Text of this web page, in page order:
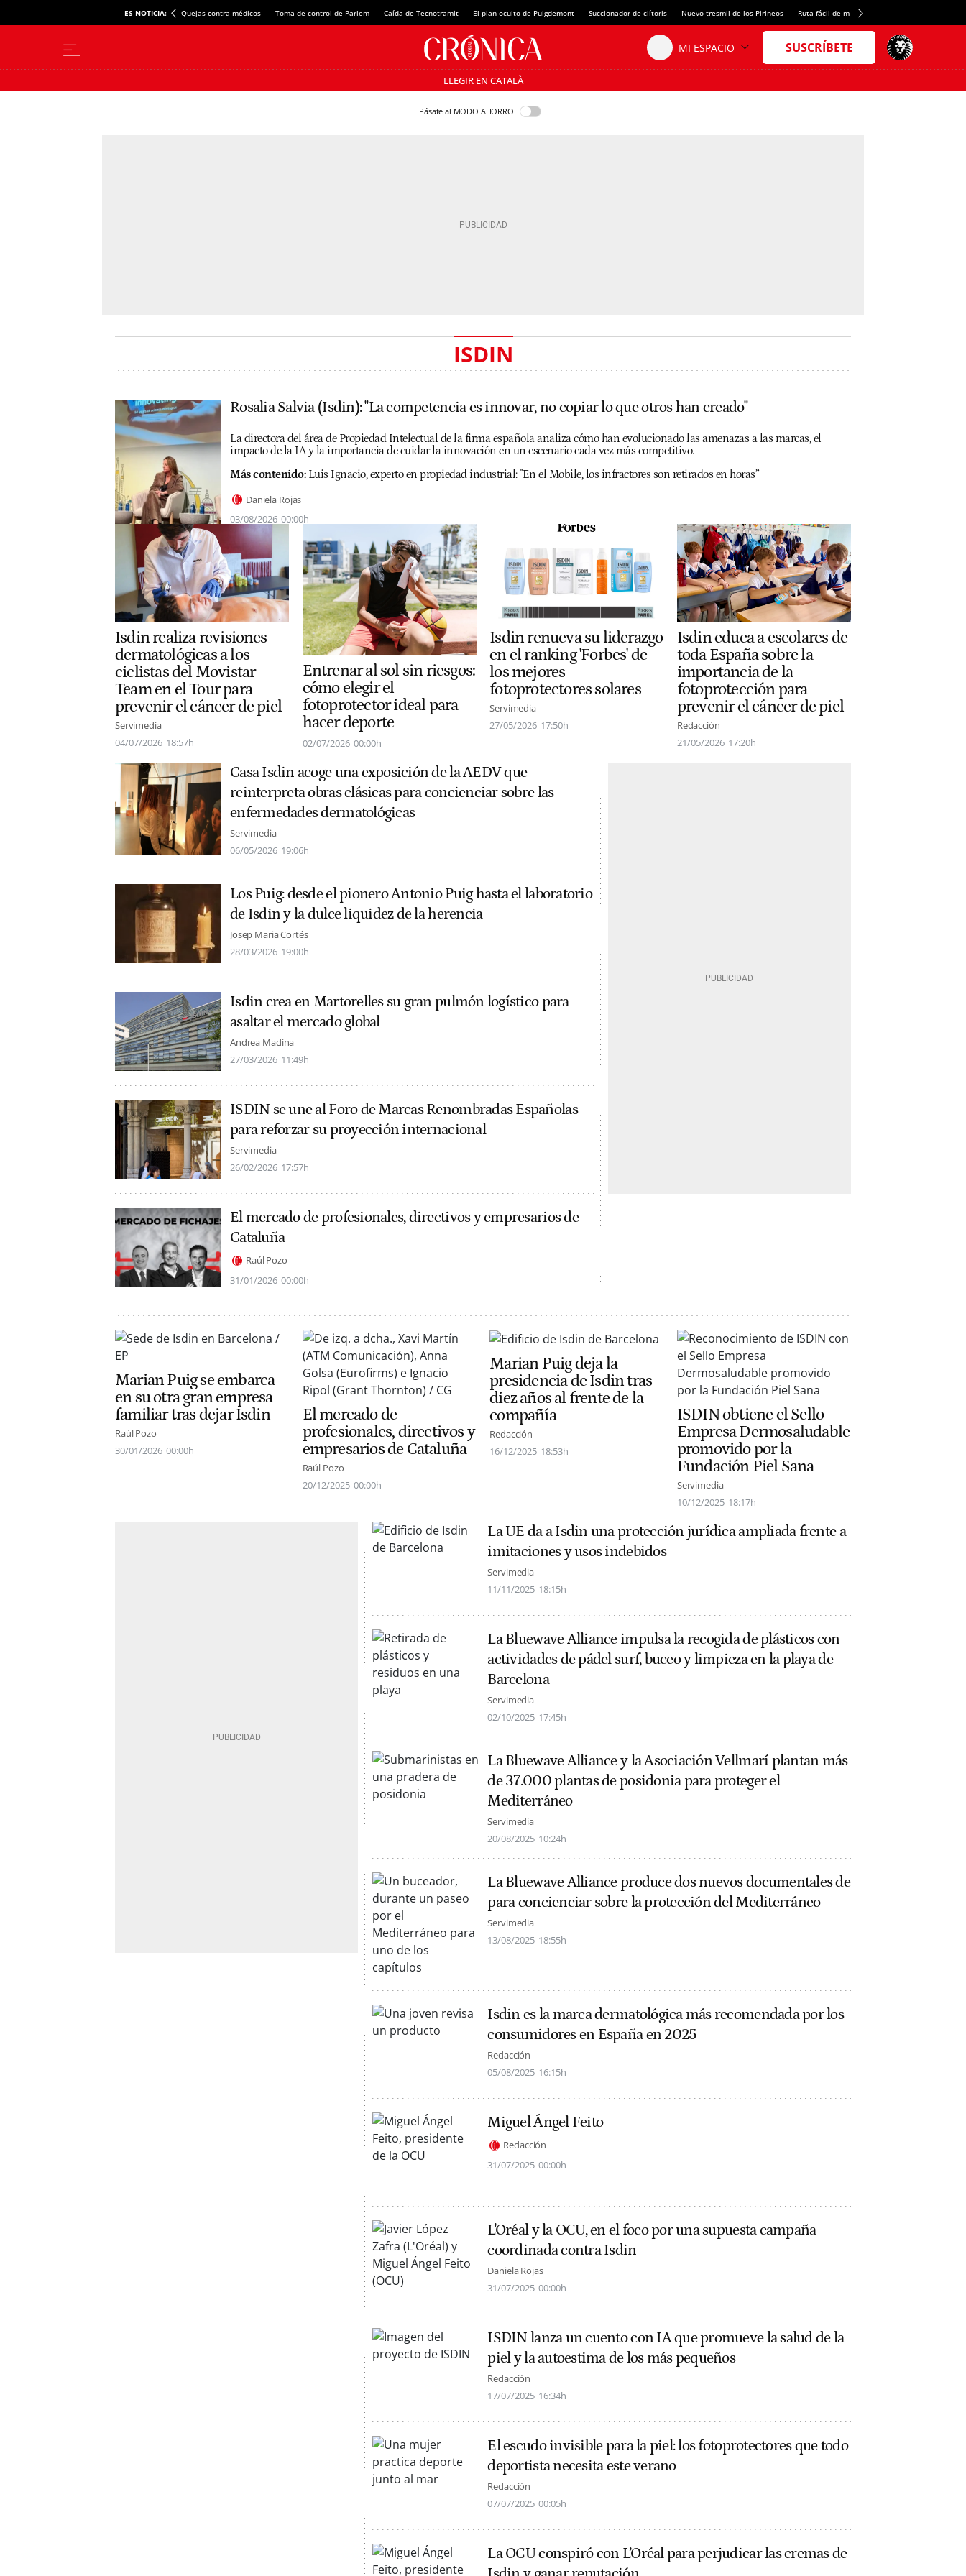
ES NOTICIA: Quejas contra médicos Toma de control de Parlem Caída de Tecnotramit El plan oculto de Puigdemont Succionador de clítoris Nuevo tresmil de los Pirineos Ruta fácil de montaña
LLEGIR EN CATALÀ
Pásate al MODO AHORRO
ISDIN
Rosalia Salvia (Isdin): "La competencia es innovar, no copiar lo que otros han creado"
La directora del área de Propiedad Intelectual de la firma española analiza cómo han evolucionado las amenazas a las marcas, el
impacto de la IA y la importancia de cuidar la innovación en un escenario cada vez más competitivo.
Más contenido: Luis Ignacio, experto en propiedad industrial: "En el Mobile, los infractores son retirados en horas”
Daniela Rojas
03/08/2026 00:00h
Isdin realiza revisiones
dermatológicas a los
ciclistas del Movistar
Team en el Tour para
prevenir el cáncer de piel
Servimedia
04/07/2026 18:57h
Entrenar al sol sin riesgos:
cómo elegir el
fotoprotector ideal para
hacer deporte
02/07/2026 00:00h
Isdin renueva su liderazgo
en el ranking 'Forbes' de
los mejores
fotoprotectores solares
Servimedia
27/05/2026 17:50h
Isdin educa a escolares de
toda España sobre la
importancia de la
fotoprotección para
prevenir el cáncer de piel
Redacción
21/05/2026 17:20h
Casa Isdin acoge una exposición de la AEDV que
reinterpreta obras clásicas para concienciar sobre las
enfermedades dermatológicas
Servimedia
06/05/2026 19:06h
Los Puig: desde el pionero Antonio Puig hasta el laboratorio
de Isdin y la dulce liquidez de la herencia
Josep Maria Cortés
28/03/2026 19:00h
Isdin crea en Martorelles su gran pulmón logístico para
asaltar el mercado global
Andrea Madina
27/03/2026 11:49h
ISDIN se une al Foro de Marcas Renombradas Españolas
para reforzar su proyección internacional
Servimedia
26/02/2026 17:57h
El mercado de profesionales, directivos y empresarios de
Cataluña
Raúl Pozo
31/01/2026 00:00h
Marian Puig se embarca
en su otra gran empresa
familiar tras dejar Isdin
Raúl Pozo
30/01/2026 00:00h
El mercado de
profesionales, directivos y
empresarios de Cataluña
Raúl Pozo
20/12/2025 00:00h
Marian Puig deja la
presidencia de Isdin tras
diez años al frente de la
compañía
Redacción
16/12/2025 18:53h
ISDIN obtiene el Sello
Empresa Dermosaludable
promovido por la
Fundación Piel Sana
Servimedia
10/12/2025 18:17h
La UE da a Isdin una protección jurídica ampliada frente a
imitaciones y usos indebidos
Servimedia
11/11/2025 18:15h
La Bluewave Alliance impulsa la recogida de plásticos con
actividades de pádel surf, buceo y limpieza en la playa de
Barcelona
Servimedia
02/10/2025 17:45h
La Bluewave Alliance y la Asociación Vellmarí plantan más
de 37.000 plantas de posidonia para proteger el
Mediterráneo
Servimedia
20/08/2025 10:24h
La Bluewave Alliance produce dos nuevos documentales de
para concienciar sobre la protección del Mediterráneo
Servimedia
13/08/2025 18:55h
Isdin es la marca dermatológica más recomendada por los
consumidores en España en 2025
Redacción
05/08/2025 16:15h
Miguel Ángel Feito
Redacción
31/07/2025 00:00h
L'Oréal y la OCU, en el foco por una supuesta campaña
coordinada contra Isdin
Daniela Rojas
31/07/2025 00:00h
ISDIN lanza un cuento con IA que promueve la salud de la
piel y la autoestima de los más pequeños
Redacción
17/07/2025 16:34h
El escudo invisible para la piel: los fotoprotectores que todo
deportista necesita este verano
Redacción
07/07/2025 00:05h
La OCU conspiró con L’Oréal para perjudicar las cremas de